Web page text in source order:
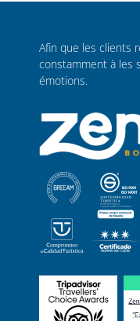
Afin que les clients
constamment à les
émotions.